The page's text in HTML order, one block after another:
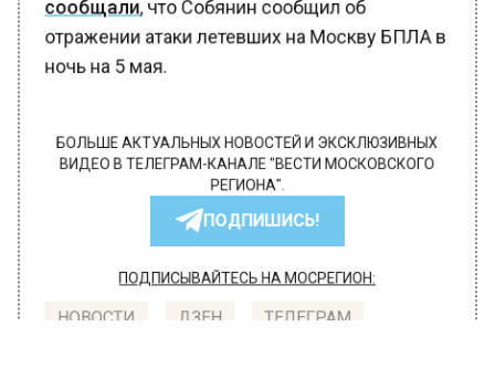
сообщали, что Собянин сообщил об
отражении атаки летевших на Москву БПЛА в
ночь на 5 мая.
БОЛЬШЕ АКТУАЛЬНЫХ НОВОСТЕЙ И ЭКСКЛЮЗИВНЫХ
ВИДЕО В ТЕЛЕГРАМ-КАНАЛЕ "ВЕСТИ МОСКОВСКОГО
РЕГИОНА".
ПОДПИШИСЬ!